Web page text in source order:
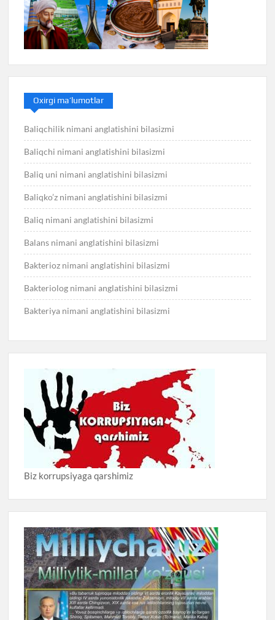
Oxirgi ma’lumotlar
Baliqchilik nimani anglatishini bilasizmi
Baliqchi nimani anglatishini bilasizmi
Baliq uni nimani anglatishini bilasizmi
Baliqko’z nimani anglatishini bilasizmi
Baliq nimani anglatishini bilasizmi
Balans nimani anglatishini bilasizmi
Bakterioz nimani anglatishini bilasizmi
Bakteriolog nimani anglatishini bilasizmi
Bakteriya nimani anglatishini bilasizmi
Biz korrupsiyaga qarshimiz